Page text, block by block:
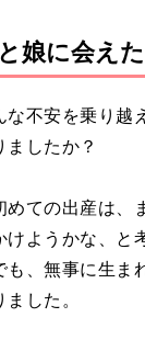
娘に会え
不安を乗り越
ましたか？
ての出産は、
けようかな、と
も、無事に生ま
した。